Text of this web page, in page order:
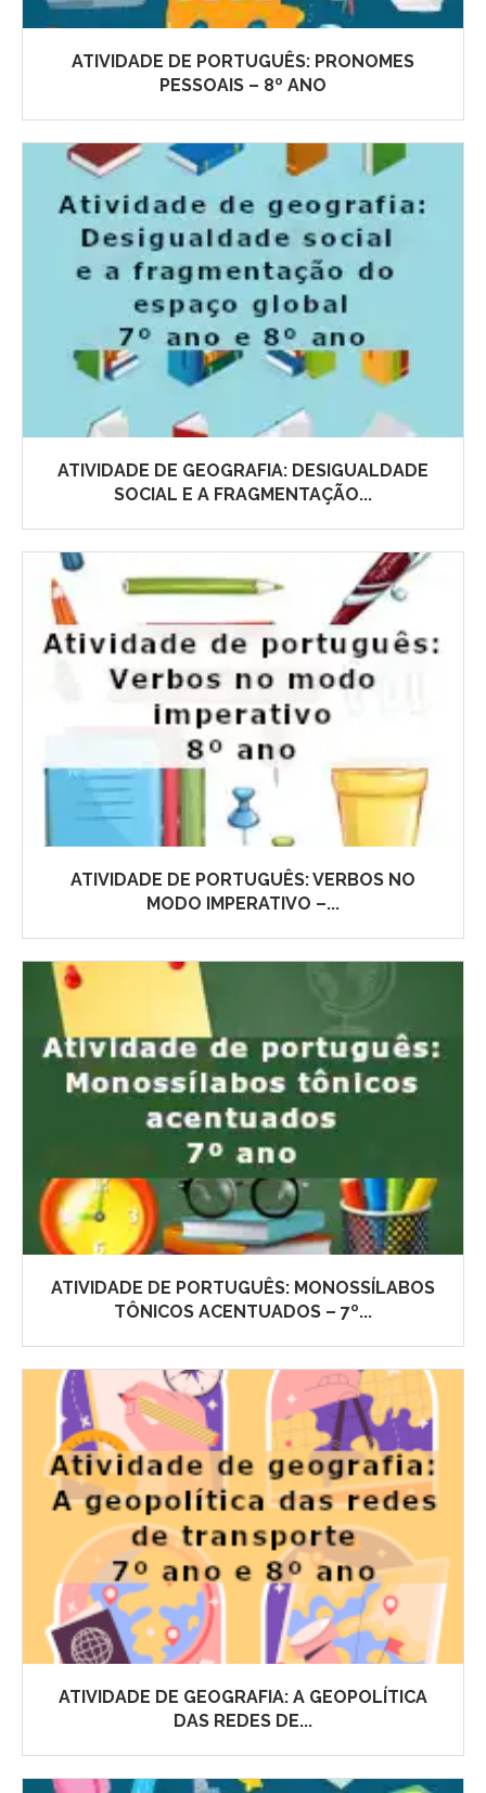
ATIVIDADE DE PORTUGUÊS: PRONOMES
PESSOAIS – 8º ANO
ATIVIDADE DE GEOGRAFIA: DESIGUALDADE
SOCIAL E A FRAGMENTAÇÃO...
ATIVIDADE DE PORTUGUÊS: VERBOS NO
MODO IMPERATIVO –...
ATIVIDADE DE PORTUGUÊS: MONOSSÍLABOS
TÔNICOS ACENTUADOS – 7º...
ATIVIDADE DE GEOGRAFIA: A GEOPOLÍTICA
DAS REDES DE...